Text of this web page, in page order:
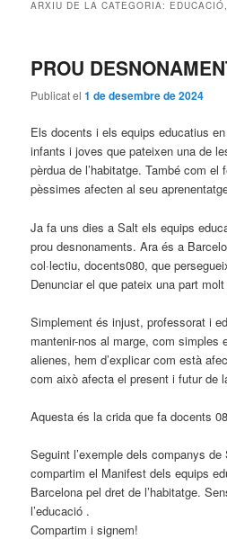
ARXIU DE LA CATEGORIA:
PROU
Publicat el1 de desembre de 2024
Els docents i els equips educatius
infants i joves que pateixen una de
pèrdua de l’habitatge. També com
pèssimes afecten al seu
Ja fa uns dies a Salt els equips
prou desnonaments. Ara és a
col·lectiu, docents080, que
Denunciar el que pateix una part
Simplement és injust, professorat i
mantenir-nos al marge, com simples
alienes, hem d’explicar com està
com això afecta el present i futur de
Aquesta és la crida que fa docents
Seguint l’exemple dels companys
compartim el Manifest dels equips
Barcelona pel dret de l’habitatge.
l’educació .
Compartim i signem!